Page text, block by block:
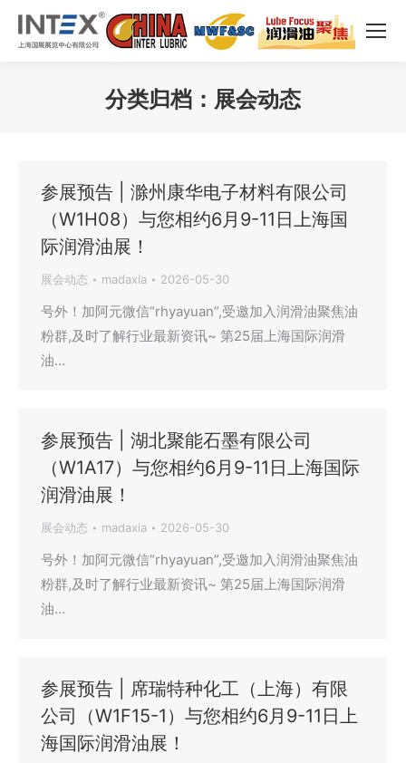
分类归档： 展会动态
参展预告 | 滁州康华电子材料有限公司
（W1H08）与您相约6月9-11日上海国
际润滑油展！
展会动态 madaxia 2026-05-30
号外！加阿元微信“rhyayuan”,受邀加入润滑油聚焦油
粉群,及时了解行业最新资讯~ 第25届上海国际润滑
油…
参展预告 | 湖北聚能石墨有限公司
（W1A17）与您相约6月9-11日上海国际
润滑油展！
展会动态 madaxia 2026-05-30
号外！加阿元微信“rhyayuan”,受邀加入润滑油聚焦油
粉群,及时了解行业最新资讯~ 第25届上海国际润滑
油…
参展预告 | 席瑞特种化工（上海）有限
公司（W1F15-1）与您相约6月9-11日上
海国际润滑油展！